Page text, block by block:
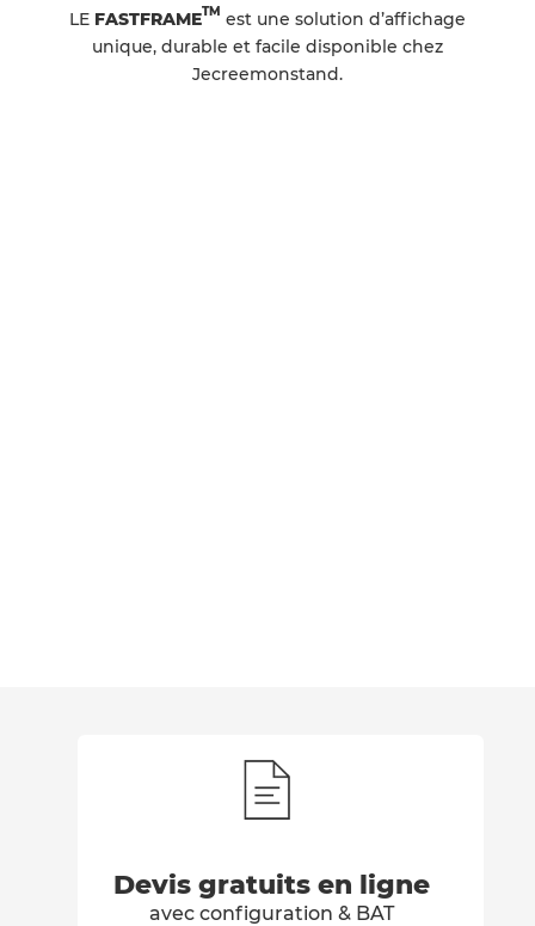
LE FASTFRAMETM est une solution d’affichage
unique, durable et facile disponible chez
Jecreemonstand.
Devis gratuits en ligne
avec configuration & BAT